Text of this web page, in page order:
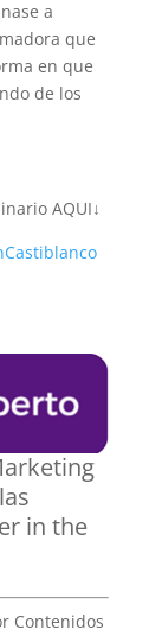
a
que
en que
de los
AQUI↓
eting
in the
Contenidos